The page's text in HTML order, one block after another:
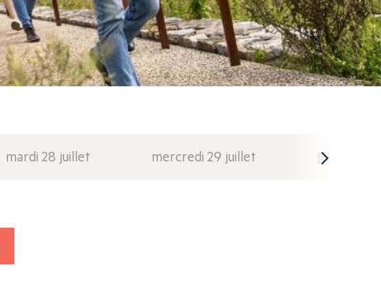
mardi 28 juillet mercredi 29 juillet jeudi 30